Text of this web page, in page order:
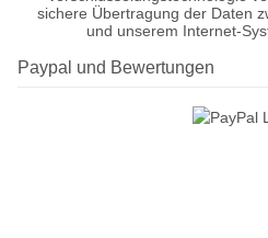
sichere Übertragung der Daten
und unserem Internet-
Paypal und Bewertungen